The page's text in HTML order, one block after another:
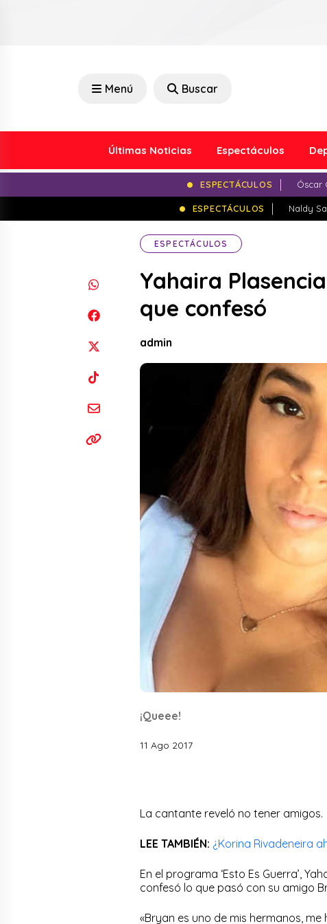
Menú Buscar
Últimas Noticias Espectáculos
ESPECTÁCULOS Óscar
ESPECTÁCULOS Naldy
ESPECTÁCULOS
Yahaira
que confesó
admin
¡Queee!
11 Ago 2017
La cantante reveló no tener amigos.
LEE TAMBIÉN: ¿Korina Rivadeneira
En el programa ‘Esto Es Guerra’,
confesó lo que pasó con su amigo
«Bryan es uno de mis hermanos,